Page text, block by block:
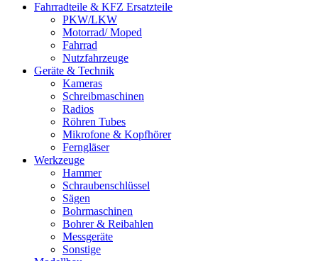
Fahrradteile & KFZ Ersatzteile
PKW/LKW
Motorrad/ Moped
Fahrrad
Nutzfahrzeuge
Geräte & Technik
Kameras
Schreibmaschinen
Radios
Röhren Tubes
Mikrofone & Kopfhörer
Ferngläser
Werkzeuge
Hammer
Schraubenschlüssel
Sägen
Bohrmaschinen
Bohrer & Reibahlen
Messgeräte
Sonstige